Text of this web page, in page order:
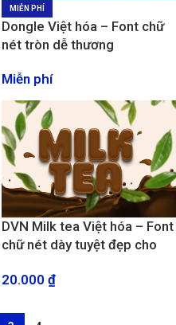
MIỄN PHÍ
Dongle Việt hóa – Font chữ
nét tròn dễ thương
Miễn phí
DVN Milk tea Việt hóa – Font
chữ nét dày tuyệt đẹp cho
phong cách teen
20.000 ₫